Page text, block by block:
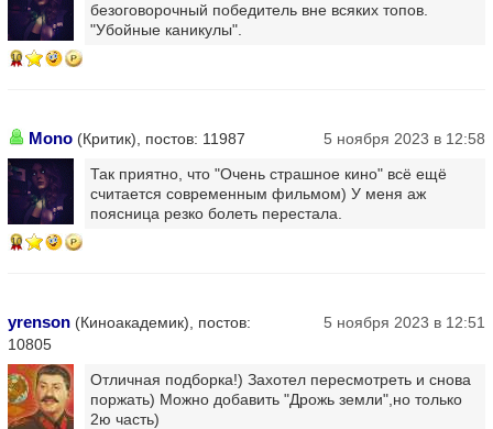
10
безоговорочный победитель вне всяких топов.
"Убойные каникулы".
Mono (Критик), постов: 11987 5 ноября 2023 в 12:58
10
Так приятно, что "Очень страшное кино" всё ещё
считается современным фильмом) У меня аж
поясница резко болеть перестала.
yrenson (Киноакадемик), постов:
10805
5 ноября 2023 в 12:51
Отличная подборка!) Захотел пересмотреть и снова
поржать) Можно добавить "Дрожь земли",но только
2ю часть)